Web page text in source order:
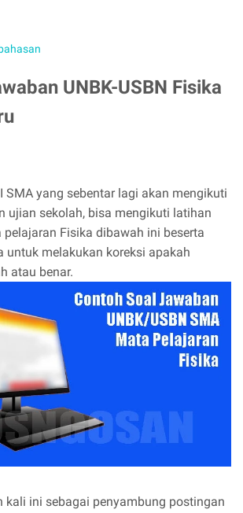
UNBK-USBN Fisika
SMA yang sebentar lagi akan mengikuti
ujian sekolah, bisa mengikuti latihan
Fisika dibawah ini beserta
untuk melakukan koreksi apakah
atau benar.
kali ini sebagai penyambung postingan